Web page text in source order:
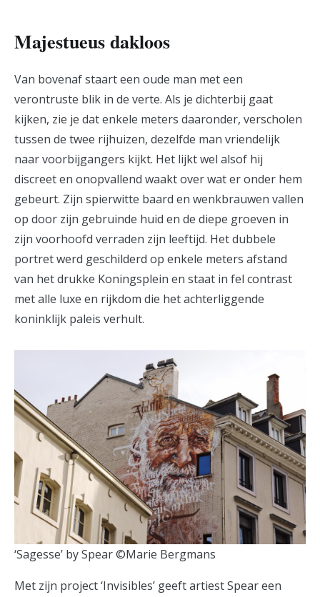
Majestueus dakloos
Van bovenaf staart een oude man met een
verontruste blik in de verte. Als je dichterbij gaat
kijken, zie je dat enkele meters daaronder, verscholen
tussen de twee rijhuizen, dezelfde man vriendelijk
naar voorbijgangers kijkt. Het lijkt wel alsof hij
discreet en onopvallend waakt over wat er onder hem
gebeurt. Zijn spierwitte baard en wenkbrauwen vallen
op door zijn gebruinde huid en de diepe groeven in
zijn voorhoofd verraden zijn leeftijd. Het dubbele
portret werd geschilderd op enkele meters afstand
van het drukke Koningsplein en staat in fel contrast
met alle luxe en rijkdom die het achterliggende
koninklijk paleis verhult.
‘Sagesse’ by Spear ©Marie Bergmans
Met zijn project ‘Invisibles’ geeft artiest Spear een